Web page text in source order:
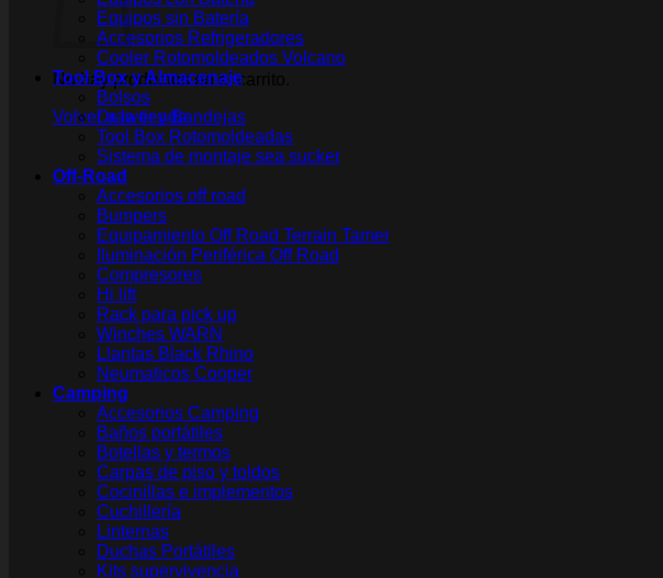
No hay productos en el carrito.
Volver a la tienda
Equipos sin Batería
Accesorios Refrigeradores
Cooler Rotomoldeados Volcano
Tool Box y Almacenaje
Bolsos
Drawer y Bandejas
Tool Box Rotomoldeadas
Sistema de montaje sea sucker
Off-Road
Accesorios off road
Bumpers
Equipamiento Off Road Terrain Tamer
Iluminación Periférica Off Road
Compresores
Hi lift
Rack para pick up
Winches WARN
Llantas Black Rhino
Neumaticos Cooper
Camping
Accesorios Camping
Baños portátiles
Botellas y termos
Carpas de piso y toldos
Cocinillas e implementos
Cuchillería
Linternas
Duchas Portátiles
Kits supervivencia